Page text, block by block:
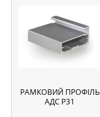
РАМКОВИЙ ПРОФІЛЬ
АДС P31